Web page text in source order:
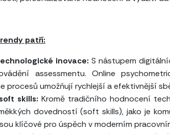
patří:
inovace: S nástupem
assessmentu. Online
procesů umožňují rychlejší a efektivnější
skills: Kromě tradičního hodnocení
dovedností (soft skills), jako je
klíčové pro úspěch v moderním